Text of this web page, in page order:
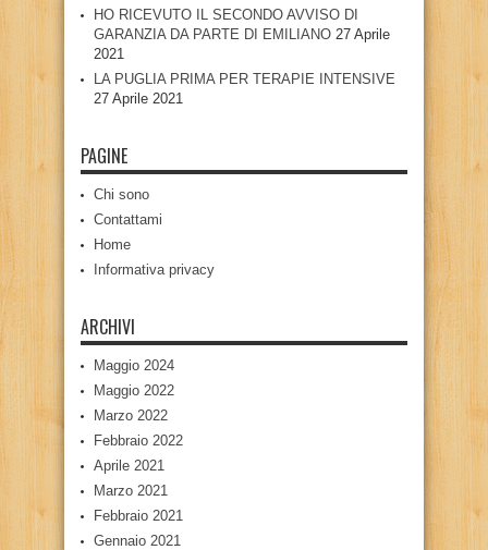
HO RICEVUTO IL SECONDO AVVISO DI
GARANZIA DA PARTE DI EMILIANO 27 Aprile
2021
LA PUGLIA PRIMA PER TERAPIE INTENSIVE
27 Aprile 2021
PAGINE
Chi sono
Contattami
Home
Informativa privacy
ARCHIVI
Maggio 2024
Maggio 2022
Marzo 2022
Febbraio 2022
Aprile 2021
Marzo 2021
Febbraio 2021
Gennaio 2021